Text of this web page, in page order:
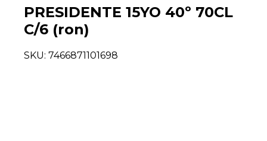
PRESIDENTE 15YO 40º 70CL
C/6 (ron)
SKU: 7466871101698